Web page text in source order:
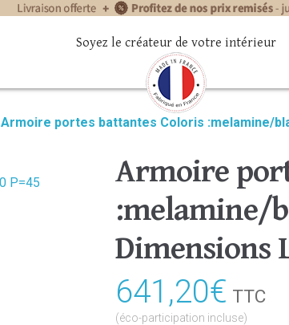
Soyez le créateur de votre intérieur
Armoire portes battantes Coloris :melamine/
Armoire
:melamine/
Dimensions
641,20€ TTC
(éco-participation incluse)